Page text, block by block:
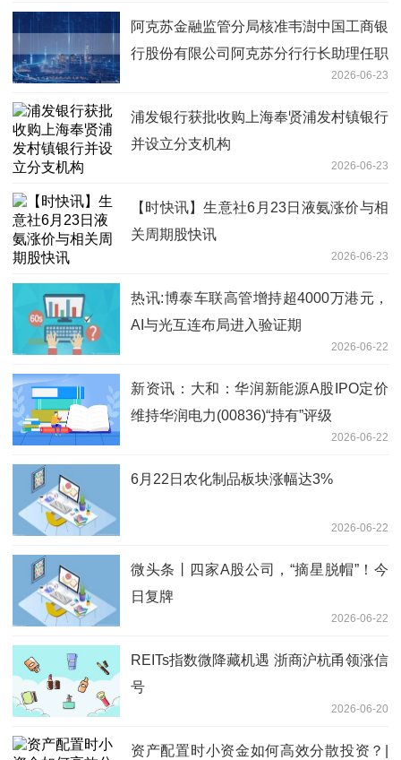
阿克苏金融监管分局核准韦澍中国工商银
行股份有限公司阿克苏分行行长助理任职
2026-06-23
浦发银行获批收购上海奉贤浦发村镇银行
并设立分支机构
2026-06-23
【时快讯】生意社6月23日液氨涨价与相
关周期股快讯
2026-06-23
热讯:博泰车联高管增持超4000万港元，
AI与光互连布局进入验证期
2026-06-22
新资讯：大和：华润新能源A股IPO定价
维持华润电力(00836)“持有”评级
2026-06-22
6月22日农化制品板块涨幅达3%
2026-06-22
微头条丨四家A股公司，“摘星脱帽”！今
日复牌
2026-06-22
REITs指数微降藏机遇 浙商沪杭甬领涨信
号
2026-06-20
资产配置时小资金如何高效分散投资？|